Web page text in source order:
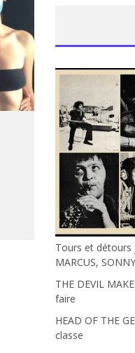
Tours et détours
MARCUS,
THE DEVIL
faire
HEAD OF THE
classe